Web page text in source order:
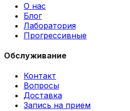
О нас
Блог
Лаборатория
Прогрессивные
Обслуживание
Контакт
Вопросы
Доставка
Запись на прием